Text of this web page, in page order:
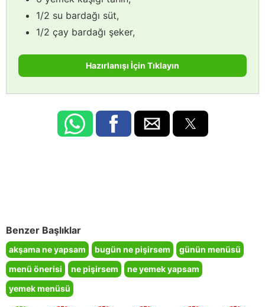
1/2 su bardağı süt,
1/2 çay bardağı şeker,
Hazırlanışı İçin Tıklayın
Benzer Başlıklar
akşama ne yapsam bugün ne pişirsem
günün menüsü
menü önerisi
ne pişirsem
ne yemek yapsam
yemek menüsü